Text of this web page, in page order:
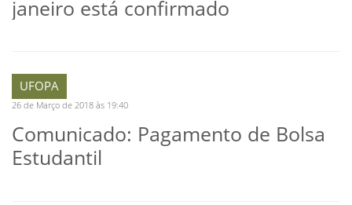
janeiro está confirmado
UFOPA
26 de Março de 2018 às 19:40
Comunicado: Pagamento de Bolsa
Estudantil